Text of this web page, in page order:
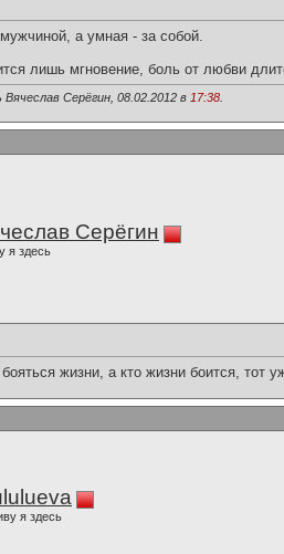
а умная - за собой.
лишь мгновение, боль от любви
Серёгин, 08.02.2012 в 17:38
Серёгин
я здесь
жизни, а кто жизни боится, тот
я здесь